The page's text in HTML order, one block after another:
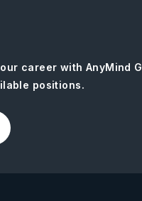
career with AnyMind
positions.